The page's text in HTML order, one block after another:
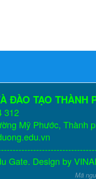
ĐÀO TẠO THÀNH
312
Mỹ Phước, Thành
Gate. Design by
Mã